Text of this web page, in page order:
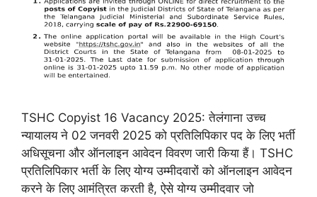
TSHC Copyist 16 Vacancy 2025: तेलंगाना उच्च
न्यायालय ने 02 जनवरी 2025 को प्रतिलिपिकार पद के लिए भर्ती
अधिसूचना और ऑनलाइन आवेदन विवरण जारी किया हैं। TSHC
प्रतिलिपिकार भर्ती के लिए योग्य उम्मीदवारों को ऑनलाइन आवेदन
करने के लिए आमंत्रित करती है, ऐसे योग्य उम्मीदवार जो